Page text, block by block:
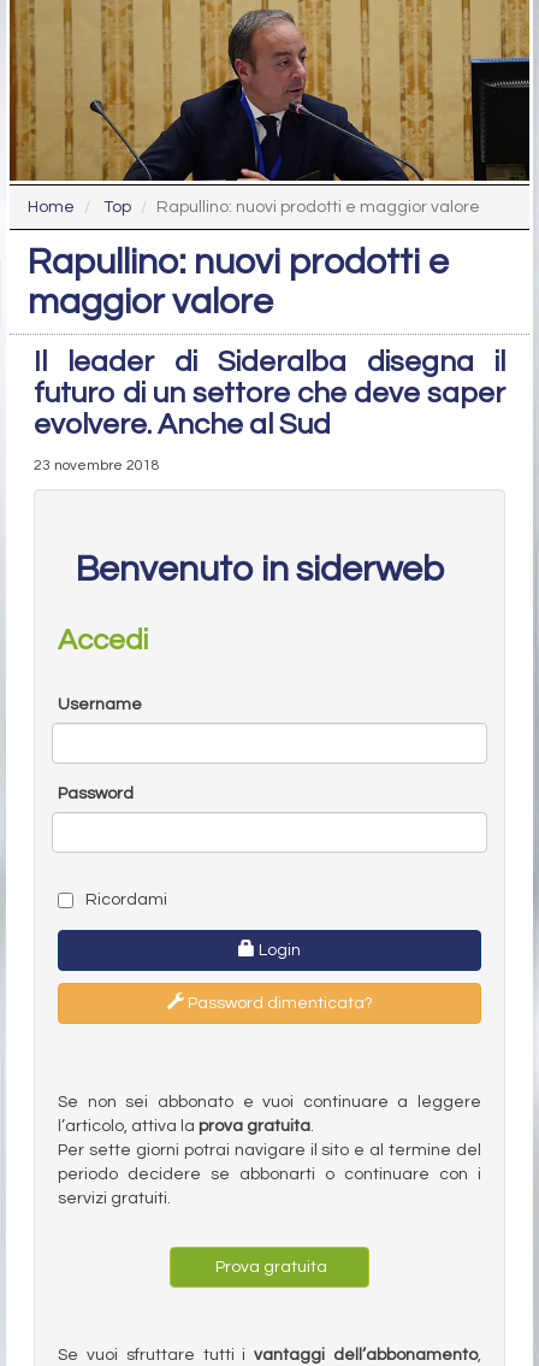
Home Top Rapullino: nuovi prodotti e maggior valore
Rapullino: nuovi prodotti e
maggior valore
Il leader di Sideralba disegna il
futuro di un settore che deve saper
evolvere. Anche al Sud
23 novembre 2018
Benvenuto in siderweb
Accedi
Username
Password
Ricordami
Login
Password dimenticata?
Se non sei abbonato e vuoi continuare a leggere
l’articolo, attiva la prova gratuita.
Per sette giorni potrai navigare il sito e al termine del
periodo decidere se abbonarti o continuare con i
servizi gratuiti.
Prova gratuita
Se vuoi sfruttare tutti ivantaggi dell’abbonamento,